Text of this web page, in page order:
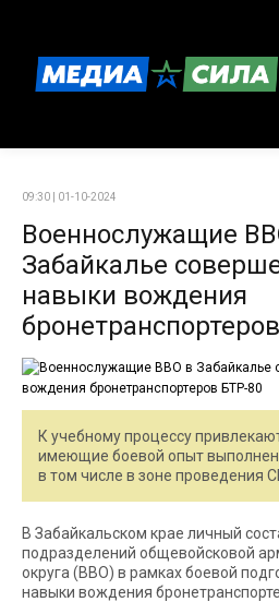
09:30 | 01-10-2024
Военнослужащие
Забайкалье
навыки вождения
К учебному процессу
имеющие боевой опыт
в том числе в зоне проведения
В Забайкальском крае личный
подразделений общевойсковой
округа (ВВО) в рамках боевой
навыки вождения